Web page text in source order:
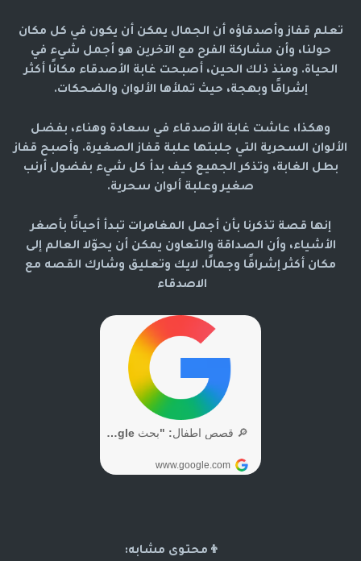
تعلم قفاز وأصدقاؤه أن الجمال يمكن أن يكون في كل مكان
حولنا، وأن مشاركة الفرح مع الآخرين هو أجمل شيء في
الحياة. ومنذ ذلك الحين، أصبحت غابة الأصدقاء مكانًا أكثر
إشراقًا وبهجة، حيث تملأها الألوان والضحكات.
وهكذا، عاشت غابة الأصدقاء في سعادة وهناء، بفضل
الألوان السحرية التي جلبتها علبة قفاز الصغيرة. وأصبح قفاز
بطل الغابة، وتذكر الجميع كيف بدأ كل شيء بفضول أرنب
صغير وعلبة ألوان سحرية.
إنها قصة تذكرنا بأن أجمل المغامرات تبدأ أحيانًا بأصغر
الأشياء، وأن الصداقة والتعاون يمكن أن يحوّلا العالم إلى
مكان أكثر إشراقًا وجمالًا. لايك وتعليق وشارك القصه مع
الاصدقاء
👦محتوى مشابه: